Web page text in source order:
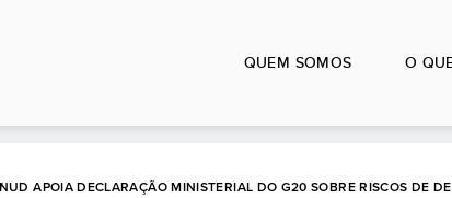
QUEM SOMOS O
APOIA DECLARAÇÃO MINISTERIAL DO G20 SOBRE RISCOS DE